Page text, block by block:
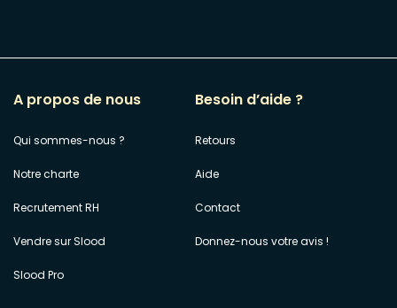
A propos de nous
Qui sommes-nous ?
Notre charte
Recrutement RH
Vendre sur Slood
Slood Pro
Besoin d’aide ?
Retours
Aide
Contact
Donnez-nous votre avis !